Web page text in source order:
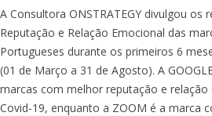
A Consultora ONSTRATEGY divulgou os
Reputação e Relação Emocional das
Portugueses durante os primeiros 6
(01 de Março a 31 de Agosto). A
marcas com melhor reputação e
Covid-19, enquanto a ZOOM é a marca